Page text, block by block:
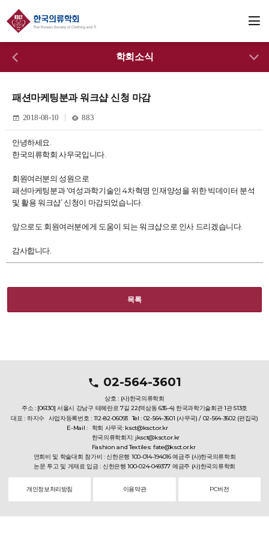
학회소식
패션마케팅분과 워크샵 신청 마감
2018-08-10 883
안녕하세요.
한국의류학회 사무국입니다.
회원여러분의 성원으로
패션마케팅분과 '여성과학기술인 4차혁명 인재양성을 위한 빅데이터 분석
및 활용 워크샵’ 신청이 마감되었습니다.
앞으로도 회원여러분에게 도움이 되는 워크샵으로 인사 드리겠습니다.
감사합니다.
목록
02-564-3601
상호 : (사)한국의류학회
주소 : [06130] 서울시 강남구 테헤란로 7길 22(역삼동 635-4) 한국과학기술회관 1관 513호
대표 : 하지수 사업자등록번호 : 112-82-06093 Tel : 02-564-3601 (사무국) / 02-564-3602 (편집국)
E-Mail : 학회 사무국: ksct@ksct.or.kr
한국의류학회지: jksct@ksct.or.kr
Fashion and Textiles: fate@ksct.or.kr
연회비 및 학술대회 참가비 : 신한은행 100-014-194016 예금주 (사)한국의류학회
논문 투고 및 게재료 입금 : 신한은행 100-024-049377 예금주 (사)한국의류학회
개인정보처리방침 이용약관 PC버전